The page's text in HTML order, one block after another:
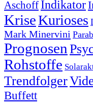
Aschoff Indikator
KriseKurioses
Mark Minervini
Prognosen
Rohstoffe
Trendfolger
Buffett